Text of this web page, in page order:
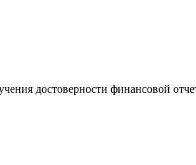
достоверности финансовой